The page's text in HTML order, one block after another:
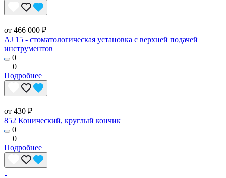
от 466 000 ₽
AJ 15 - стоматологическая установка с верхней подачей
инструментов
0
0
Подробнее
от 430 ₽
852 Конический, круглый кончик
0
0
Подробнее